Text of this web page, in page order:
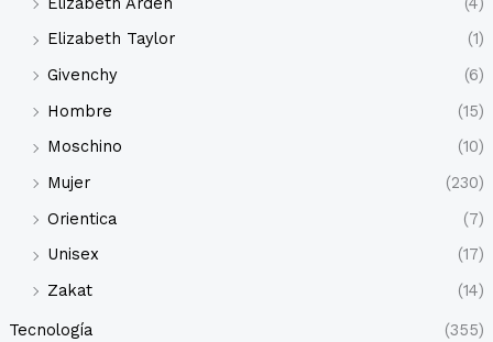
Elizabeth Taylor
(1)
Givenchy
(6)
Hombre
(15)
Moschino
(10)
Mujer
(230)
Orientica
(7)
Unisex
(17)
Zakat
(14)
Tecnología
(355)